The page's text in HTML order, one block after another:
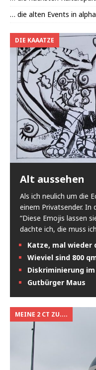
… die alten Events in
DIE KAAATZE
Alt aussehen
Als ich neulich um die
einem Privatsender. In
“Diese Emojis lassen
dachte ich, die muss
Katze, mal wieder
Wieviel sind 800
Diskriminierung
Gutbürger Maus
MEINE 2 CT ZU....